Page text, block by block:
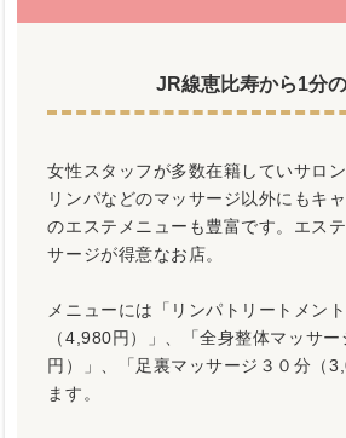
JR線恵比寿から1分
女性スタッフが多数在籍していサロ
リンパなどのマッサージ以外にもキ
のエステメニューも豊富です。エス
サージが得意なお店。
メニューには「リンパトリートメン
（4,980円）」、「全身整体マッサ
円）」、「足裏マッサージ３０分（
ます。